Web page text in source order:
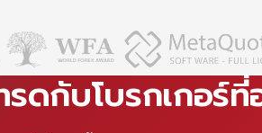
รดกับโบรกเกอร์